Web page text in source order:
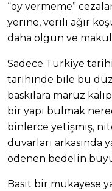
“oy vermeme”
yerine, verili ağır
daha olgun ve
Sadece Türkiye
tarihinde bile bu
baskılara maruz
bir yapı bulmak
binlerce yetişmiş,
duvarları arkasında
ödenen bedelin
Basit bir mukayese